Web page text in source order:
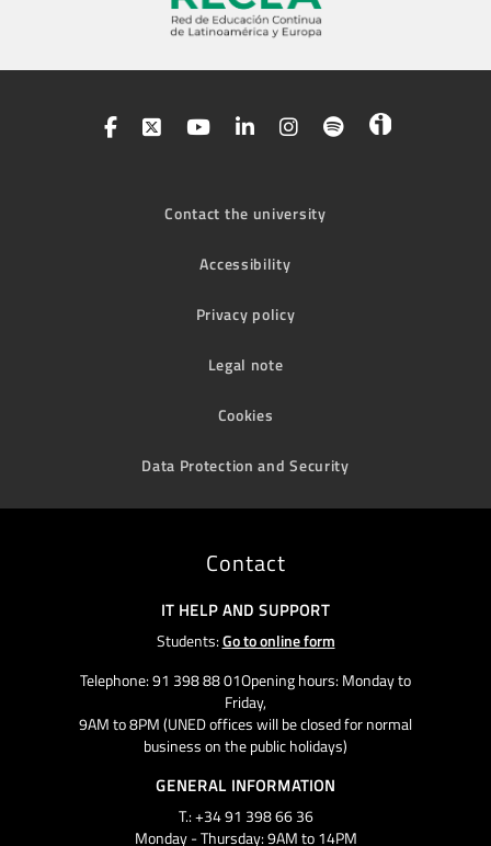
Contact the university
Accessibility
Privacy policy
Legal note
Cookies
Data Protection and Security
Contact
IT HELP AND SUPPORT
Students:Go to online form
Telephone: 91 398 88 01Opening hours: Monday to
Friday,
9AM to 8PM (UNED offices will be closed for normal
business on the public holidays)
GENERAL INFORMATION
T.: +34 91 398 66 36
Monday - Thursday: 9AM to 14PM